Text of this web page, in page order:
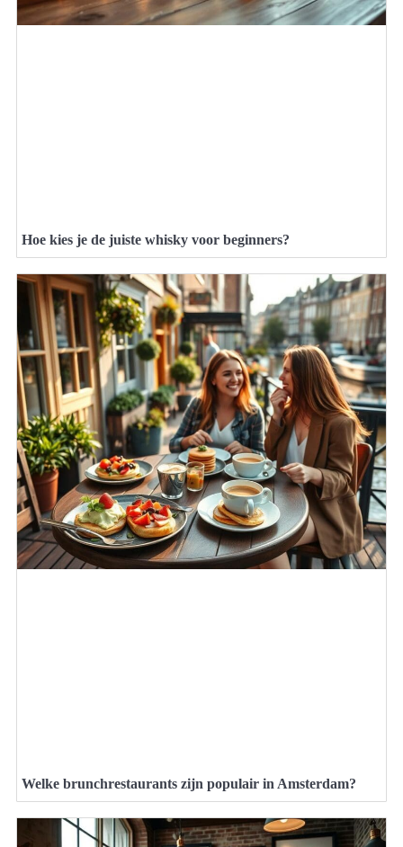
Hoe kies je de juiste whisky voor beginners?
Welke brunchrestaurants zijn populair in Amsterdam?